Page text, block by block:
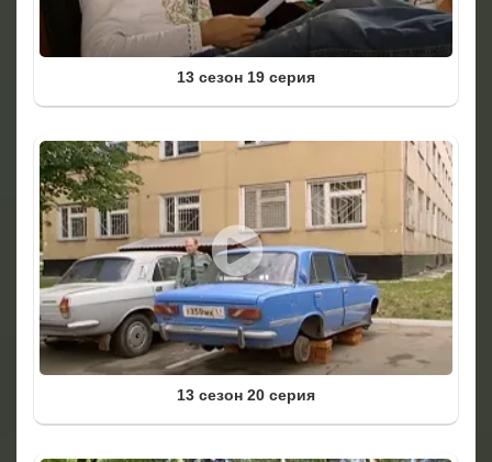
13 сезон 19 серия
13 сезон 20 серия